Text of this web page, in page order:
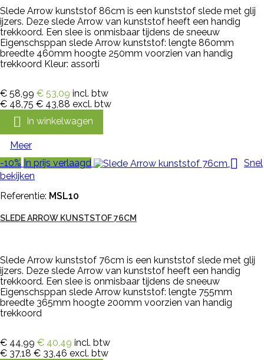
Slede Arrow kunststof 86cm is een kunststof slede met glij
ijzers. Deze slede Arrow van kunststof heeft een handig
trekkoord. Een slee is onmisbaar tijdens de sneeuw
Eigenschsppan slede Arrow kunststof: lengte 860mm
breedte 460mm hoogte 250mm voorzien van handig
trekkoord Kleur: assorti
€ 58,99 € 53,09 incl. btw
€ 48,75 € 43,88 excl. btw
 In winkelwagen
Meer
-10% In prijs verlaagd  Snel
bekijken
Referentie: MSL10
SLEDE ARROW KUNSTSTOF 76CM
Slede Arrow kunststof 76cm is een kunststof slede met glij
ijzers. Deze slede Arrow van kunststof heeft een handig
trekkoord. Een slee is onmisbaar tijdens de sneeuw
Eigenschsppan slede Arrow kunststof: lengte 755mm
breedte 365mm hoogte 200mm voorzien van handig
trekkoord
€ 44,99 € 40,49 incl. btw
€ 37,18 € 33,46 excl. btw